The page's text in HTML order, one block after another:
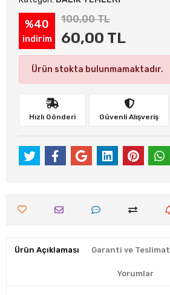
%40
indirim
100,00 TL
60,00 TL
Ürün stokta bulunmamaktadır.
Hızlı Gönderi Güvenli Alışveriş
Ürün Açıklaması Garanti ve Teslimat
Yorumlar